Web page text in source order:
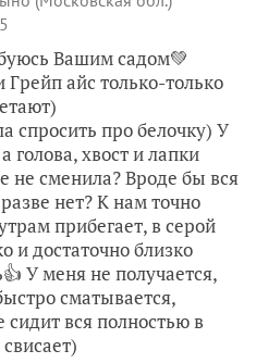
сменила? Вроде бы вся
нет? К нам точно
прибегает, в серой
и достаточно близко
У меня не получается,
сматывается,
вся полностью в
3Спасибо!